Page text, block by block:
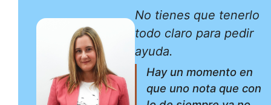
No tienes que tenerlo
todo claro para pedir
ayuda.
Hay un momento en
que uno nota que con